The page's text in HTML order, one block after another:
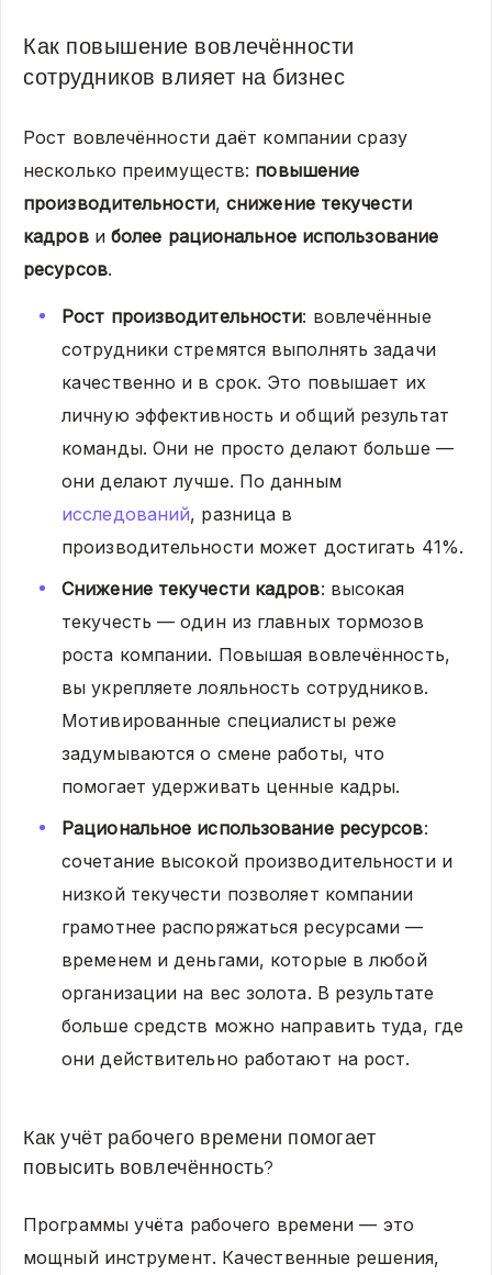
Как повышение вовлечённости
сотрудников влияет на бизнес
Рост вовлечённости даёт компании сразу
несколько преимуществ: повышение
производительности,снижение текучести
кадрови более рациональное использование
ресурсов.
Рост производительности: вовлечённые
сотрудники стремятся выполнять задачи
качественно и в срок. Это повышает их
личную эффективность и общий результат
команды. Они не просто делают больше —
они делают лучше. По данным
исследований, разница в
производительности может достигать 41%.
Снижение текучести кадров: высокая
текучесть — один из главных тормозов
роста компании. Повышая вовлечённость,
вы укрепляете лояльность сотрудников.
Мотивированные специалисты реже
задумываются о смене работы, что
помогает удерживать ценные кадры.
Рациональное использование ресурсов:
сочетание высокой производительности и
низкой текучести позволяет компании
грамотнее распоряжаться ресурсами —
временем и деньгами, которые в любой
организации на вес золота. В результате
больше средств можно направить туда, где
они действительно работают на рост.
Как учёт рабочего времени помогает
повысить вовлечённость?
Программы учёта рабочего времени — это
мощный инструмент. Качественные решения,